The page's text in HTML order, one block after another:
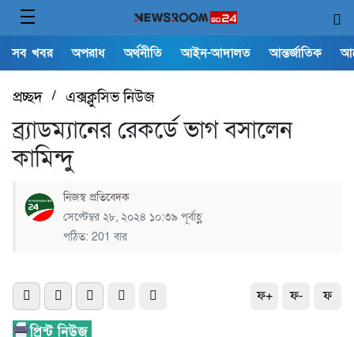
সব খবর অপরাধ অর্থনীতি আইন-আদালত আন্তর্জাতিক
প্রচ্ছদ/ এক্সক্লুসিভ নিউজ
ব্র্যাডম্যানের রেকর্ডে ভাগ বসালেন
কামিন্দু
নিজস্ব প্রতিবেদক
সেপ্টেম্বর ২৮, ২০২৪ ১০:৩৯ পূর্বাহ্ণ
পঠিত: 201 বার
ফ+ ফ- ফ